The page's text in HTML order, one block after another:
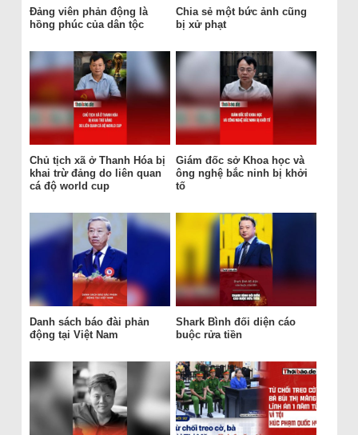
Đảng viên phản động là
hồng phúc của dân tộc
Chia sẻ một bức ảnh cũng
bị xử phạt
Chủ tịch xã ở Thanh Hóa bị
khai trừ đảng do liên quan
cá độ world cup
Giám đốc sở Khoa học và
ông nghệ bắc ninh bị khởi
tố
Danh sách báo đài phản
động tại Việt Nam
Shark Bình đối diện cáo
buộc rửa tiền